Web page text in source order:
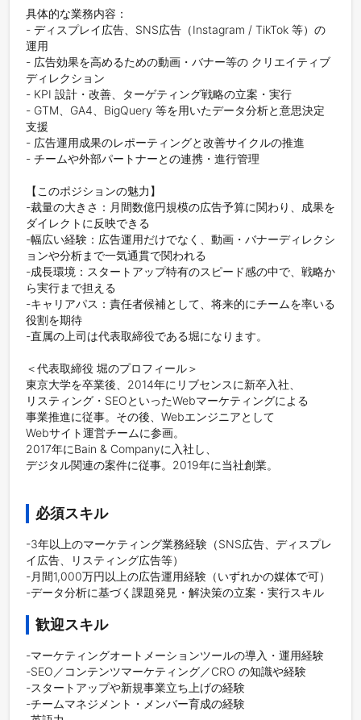
具体的な業務内容：
- ディスプレイ広告、SNS広告（Instagram / TikTok 等）の
運用
- 広告効果を高めるための動画・バナー等の クリエイティブ
ディレクション
- KPI 設計・改善、ターゲティング戦略の立案・実行
- GTM、GA4、BigQuery 等を用いたデータ分析と意思決定
支援
- 広告運用成果のレポーティングと改善サイクルの推進
- チームや外部パートナーとの連携・進行管理
【このポジションの魅力】
-裁量の大きさ：月間数億円規模の広告予算に関わり、成果を
ダイレクトに反映できる
-幅広い経験：広告運用だけでなく、動画・バナーディレクシ
ョンや分析まで一気通貫で関われる
-成長環境：スタートアップ特有のスピード感の中で、戦略か
ら実行まで担える
-キャリアパス：責任者候補として、将来的にチームを率いる
役割を期待
-直属の上司は代表取締役である堀になります。
＜代表取締役 堀のプロフィール＞
東京大学を卒業後、​2014年にリブセンスに新卒入社、
リスティング・SEOといったWebマーケティングによる
事業推進に従事。その後、Webエンジニアとして
Webサイト運営チームに参画。
2017年にBain & Companyに入社し、
デジタル関連の案件に従事。2019年に当社創業。
必須スキル
-3年以上のマーケティング業務経験（SNS広告、ディスプレ
イ広告、リスティング広告等）
-月間1,000万円以上の広告運用経験（いずれかの媒体で可）
-データ分析に基づく課題発見・解決策の立案・実行スキル
歓迎スキル
-マーケティングオートメーションツールの導入・運用経験
-SEO／コンテンツマーケティング／CRO の知識や経験
-スタートアップや新規事業立ち上げの経験
-チームマネジメント・メンバー育成の経験